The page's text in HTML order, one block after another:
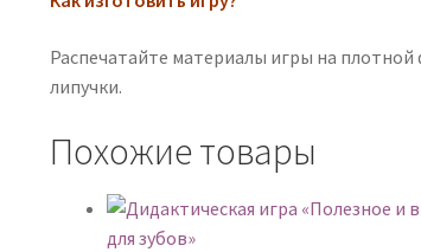
Распечатайте материалы игры на
липучки.
Похожие товары